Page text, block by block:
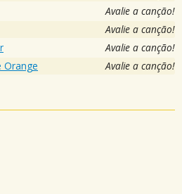
Avalie a canção!
Avalie a canção!
Avalie a canção!
Orange Avalie a canção!